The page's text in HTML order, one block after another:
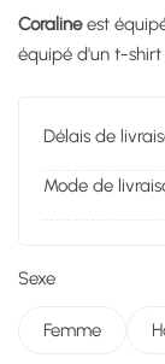
Coralineest
équipé d'un t-shirt
Délais de
Mode de
Sexe
Femme